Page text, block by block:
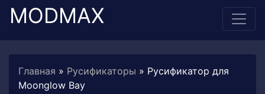
MODMAX
Главная » Русификаторы » Русификатор для
Moonglow Bay